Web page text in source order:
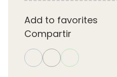
Add to favorites
Compartir